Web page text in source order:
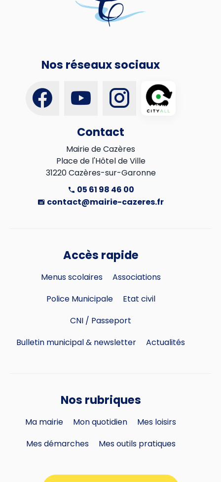
Nos réseaux sociaux
Contact
Mairie de Cazères
Place de l'Hôtel de Ville
31220 Cazères-sur-Garonne
05 61 98 46 00
contact@mairie-cazeres.fr
Accès rapide
Menus scolaires
Associations
Police Municipale
Etat civil
CNI / Passeport
Bulletin municipal & newsletter
Actualités
Nos rubriques
Ma mairie Mon quotidien
Mes loisirs
Mes démarches
Mes outils pratiques